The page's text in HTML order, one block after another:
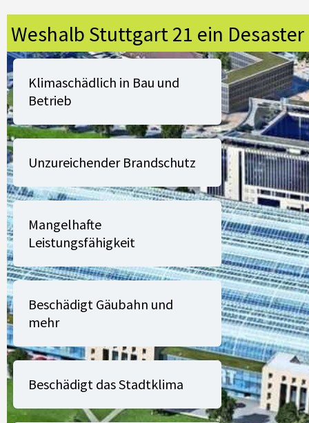
Weshalb Stuttgart 21 ein Desaster
ist
Klimaschädlich in Bau und
Betrieb
Unzureichender Brandschutz
Mangelhafte
Leistungsfähigkeit
Beschädigt Gäubahn und
mehr
Beschädigt das Stadtklima